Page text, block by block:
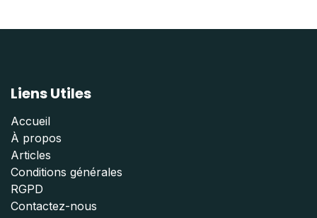
Liens Utiles
Accueil
À propos
Articles
Conditions générales
RGPD
Contactez-nous